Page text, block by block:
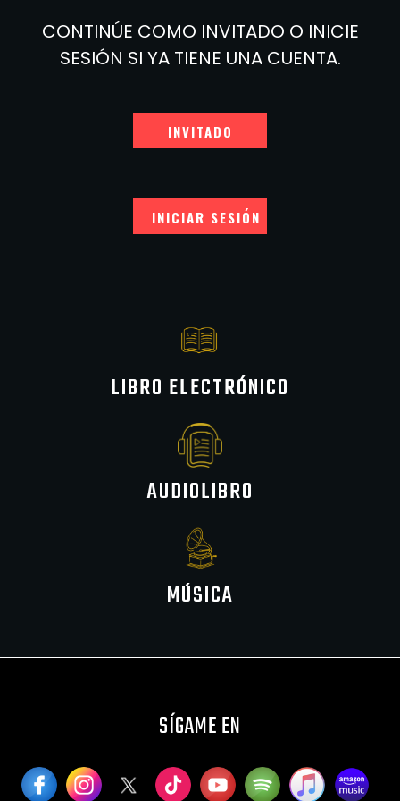
CONTINÚE COMO INVITADO O INICIE
SESIÓN SI YA TIENE UNA CUENTA.
INVITADO
INICIAR SESIÓN
LIBRO ELECTRÓNICO
AUDIOLIBRO
MÚSICA
SÍGAME EN